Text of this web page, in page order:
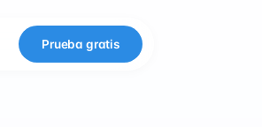
Prueba gratis